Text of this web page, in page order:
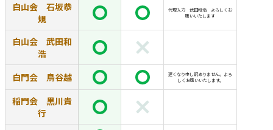
白山会 石坂恭
規
代理入力 武田和浩 よろしくお
願いいたします
白山会 武田和
浩
白門会 鳥谷越
遅くなり申し訳ありません。よろ
しくお願いいたします。
稲門会 黒川貴
行